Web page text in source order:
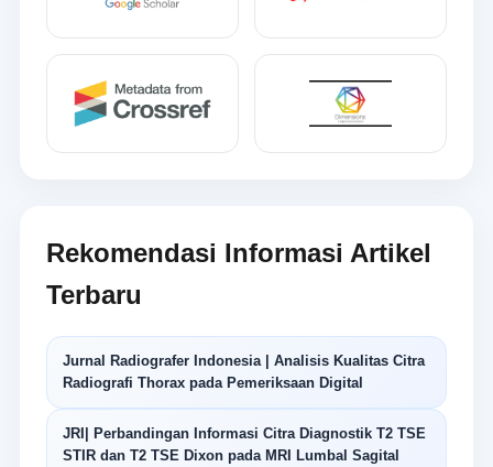
Rekomendasi Informasi Artikel
Terbaru
Jurnal Radiografer Indonesia | Analisis Kualitas Citra
Radiografi Thorax pada Pemeriksaan Digital
JRI| Perbandingan Informasi Citra Diagnostik T2 TSE
STIR dan T2 TSE Dixon pada MRI Lumbal Sagital